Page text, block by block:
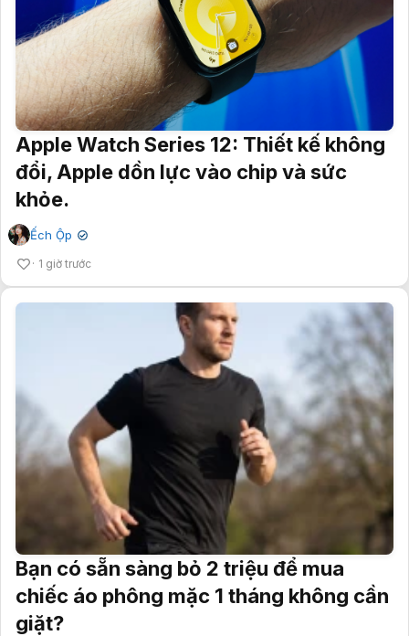
Apple Watch Series 12: Thiết kế không
đổi, Apple dồn lực vào chip và sức
khỏe.
Ếch Ộp ✔
1 giờ trước
Bạn có sẵn sàng bỏ 2 triệu để mua
chiếc áo phông mặc 1 tháng không cần
giặt?